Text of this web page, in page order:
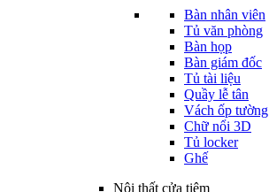
Bàn nhân viên
Tủ văn phòng
Bàn họp
Bàn giám đốc
Tủ tài liệu
Quầy lễ tân
Vách ốp tường
Chữ nổi 3D
Tủ locker
Ghế
Nội thất cửa tiệm